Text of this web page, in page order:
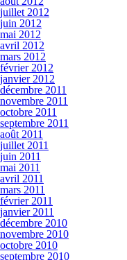
juillet 2012
juin 2012
mai 2012
avril 2012
mars 2012
février 2012
janvier 2012
décembre 2011
novembre 2011
octobre 2011
septembre 2011
août 2011
juillet 2011
juin 2011
mai 2011
avril 2011
mars 2011
février 2011
janvier 2011
décembre 2010
novembre 2010
octobre 2010
septembre 2010